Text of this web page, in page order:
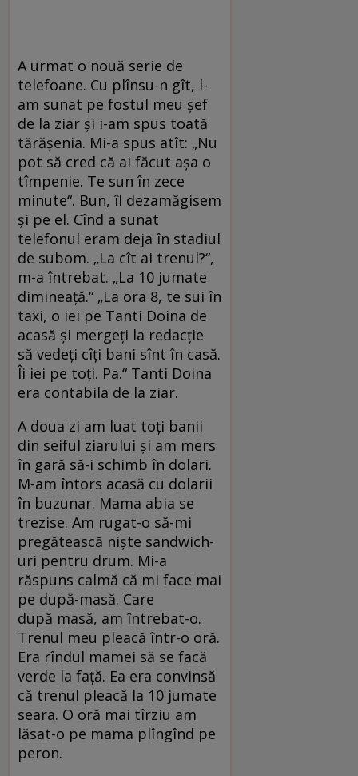
A urmat o nouă serie de
telefoane. Cu plînsu-n gît, l-
am sunat pe fostul meu șef
de la ziar și i-am spus toată
tărășenia. Mi-a spus atît: „Nu
pot să cred că ai făcut așa o
tîmpenie. Te sun în zece
minute“. Bun, îl dezamăgisem
și pe el. Cînd a sunat
telefonul eram deja în stadiul
de subom. „La cît ai trenul?“,
m-a întrebat. „La 10 jumate
dimineață.“ „La ora 8, te sui în
taxi, o iei pe Tanti Doina de
acasă și mergeți la redacție
să vedeți cîți bani sînt în casă.
Îi iei pe toți. Pa.“ Tanti Doina
era contabila de la ziar.
A doua zi am luat toți banii
din seiful ziarului și am mers
în gară să-i schimb în dolari.
M-am întors acasă cu dolarii
în buzunar. Mama abia se
trezise. Am rugat-o să-mi
pregătească niște sandwich-
uri pentru drum. Mi-a
răspuns calmă că mi face mai
pe după-masă. Care
după masă, am întrebat-o.
Trenul meu pleacă într-o oră.
Era rîndul mamei să se facă
verde la față. Ea era convinsă
că trenul pleacă la 10 jumate
seara. O oră mai tîrziu am
lăsat-o pe mama plîngînd pe
peron.